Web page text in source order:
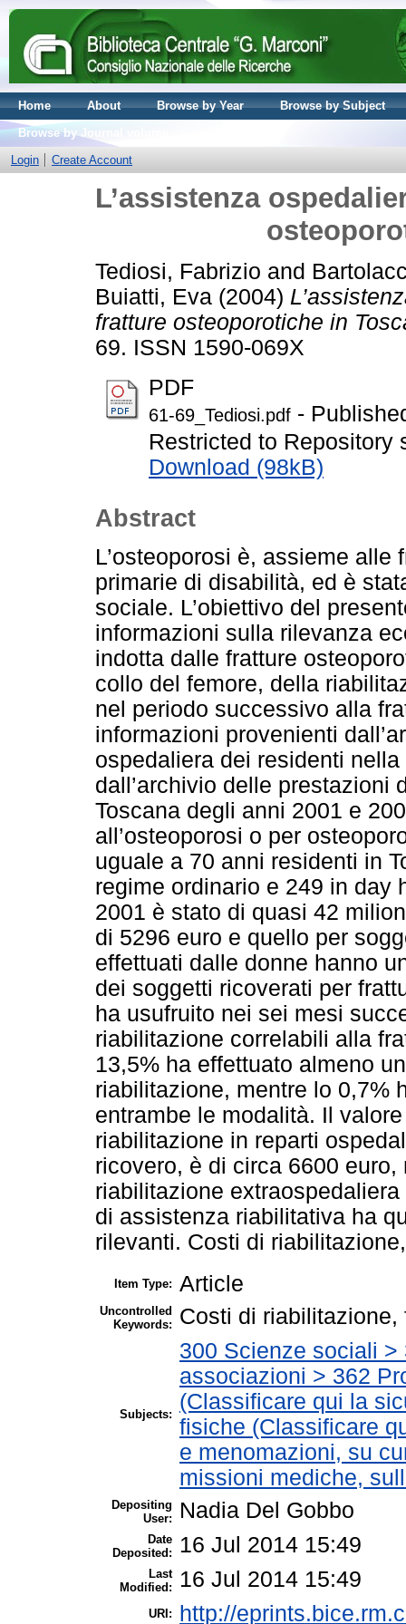
Home About Browse by Year
Browse by Subject
Browse by Journal volume
Login
Create Account
L’assistenza
Tediosi, Fabrizio and
Buiatti, Eva (2004)
fratture osteoporotiche in
69. ISSN 1590-069X
PDF
61-69_Tediosi.pdf -
Restricted to Repository
Download (98kB)
Abstract
L’osteoporosi è, assieme
primarie di disabilità, ed è
sociale. L’obiettivo del
informazioni sulla rilevanza
indotta dalle fratture
collo del femore, della
nel periodo successivo alla
informazioni provenienti
ospedaliera dei residenti
dall’archivio delle prestazioni
Toscana degli anni 2001 e
all’osteoporosi o per
uguale a 70 anni residenti in
regime ordinario e 249 in day
2001 è stato di quasi 42
di 5296 euro e quello per
effettuati dalle donne hanno
dei soggetti ricoverati per
ha usufruito nei sei mesi
riabilitazione correlabili alla
13,5% ha effettuato almeno
riabilitazione, mentre lo 0,7%
entrambe le modalità. Il
riabilitazione in reparti
ricovero, è di circa 6600
riabilitazione
di assistenza riabilitativa ha
rilevanti. Costi di
Item Type: Article
Uncontrolled
Keywords:
Costi di
Subjects:
300 Scienze sociali
associazioni > 362
(Classificare qui la
fisiche (Classificare
e menomazioni, su
missioni mediche,
Depositing
User:
Nadia Del Gobbo
Date
Deposited:
16 Jul 2014 15:49
Last
Modified:
16 Jul 2014 15:49
URI: http://